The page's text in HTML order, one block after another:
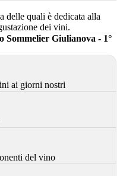
delle quali è dedicata alla
dei vini.
Sommelier Giulianova - 1°
ai giorni nostri
del vino